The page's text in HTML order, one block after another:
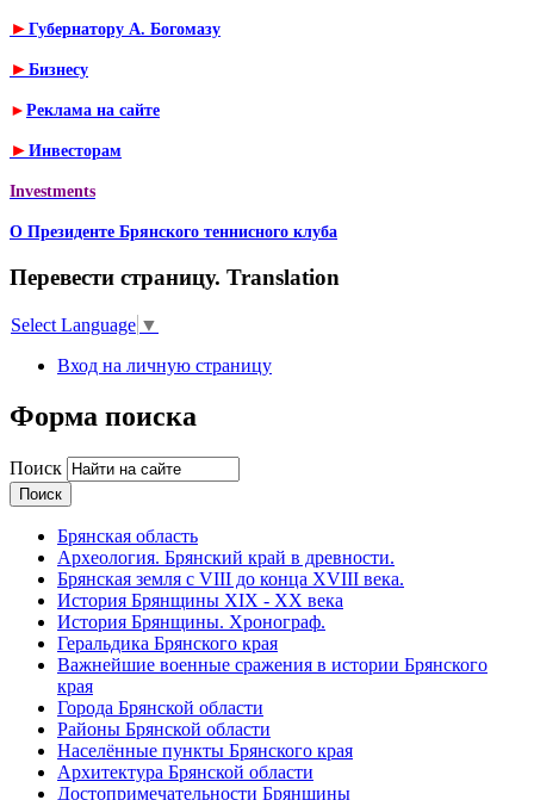
► Губернатору А. Богомазу
► Бизнесу
► Реклама на сайте
► Инвесторам
Investments
О Президенте Брянского теннисного клуба
Перевести страницу. Translation
Select Language ▼
Вход на личную страницу
Форма поиска
Поиск
Брянская область
Археология. Брянский край в древности.
Брянская земля с VIII до конца XVIII века.
История Брянщины XIX - XX века
История Брянщины. Хронограф.
Геральдика Брянского края
Важнейшие военные сражения в истории Брянского
края
Города Брянской области
Районы Брянской области
Населённые пункты Брянского края
Архитектура Брянской области
Достопримечательности Брянщины